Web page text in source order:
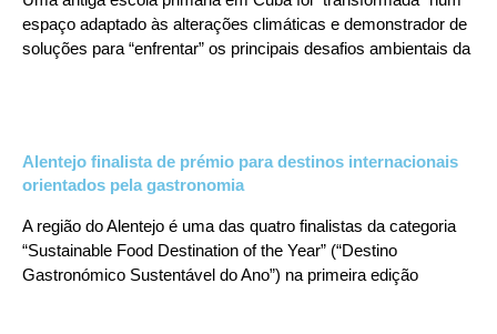
espaço adaptado às alterações climáticas e demonstrador de
soluções para “enfrentar” os principais desafios ambientais da
Alentejo finalista de prémio para destinos internacionais
orientados pela gastronomia
A região do Alentejo é uma das quatro finalistas da categoria
“Sustainable Food Destination of the Year” (“Destino
Gastronómico Sustentável do Ano”) na primeira edição